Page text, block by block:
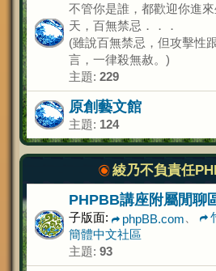
不管你是誰，都歡迎你進
天，百無禁忌．．．
(雖說百無禁忌，但攻擊性
言，一律殺無赦。)
主題: 229
原創藝文館
主題: 124
綾乃不負責任
PHPBB講座附屬閒聊
子版面: phpBB.com
簡體中文社區
主題: 93